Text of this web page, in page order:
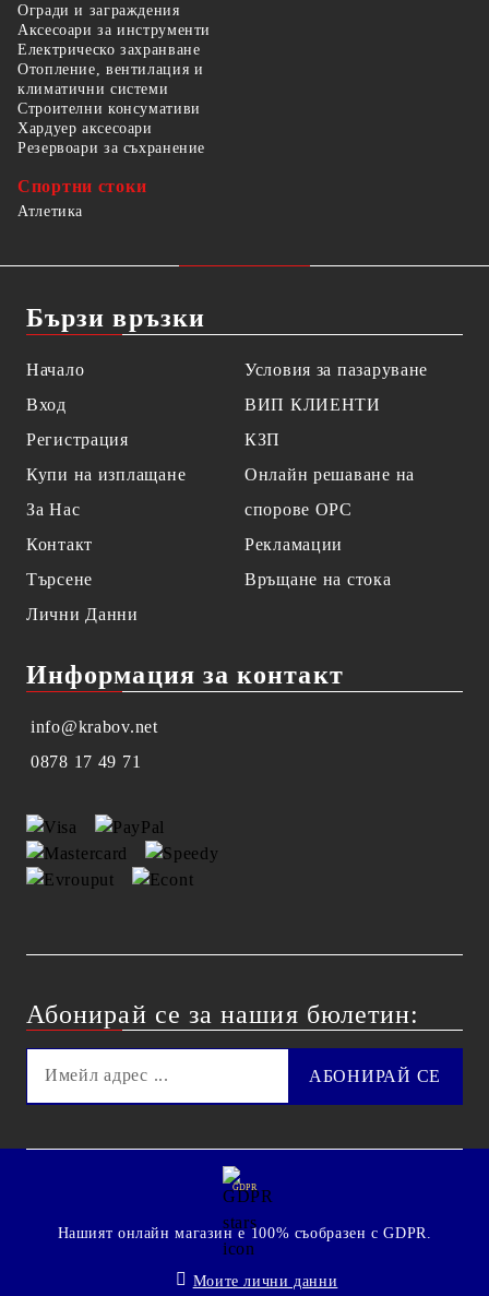
Огради и заграждения
Аксесоари за инструменти
Електрическо захранване
Отопление, вентилация и
климатични системи
Строителни консумативи
Хардуер аксесоари
Резервоари за съхранение
Спортни стоки
Атлетика
Бързи връзки
Начало
Вход
Регистрация
Купи на изплащане
За Нас
Контакт
Търсене
Лични Данни
Условия за пазаруване
ВИП КЛИЕНТИ
КЗП
Онлайн решаване на
спорове OPC
Рекламации
Връщане на стока
Информация за контакт
info@krabov.net
0878 17 49 71
Абонирай се за нашия бюлетин:
GDPR
Нашият онлайн магазин е 100% съобразен с GDPR.
Моите лични данни